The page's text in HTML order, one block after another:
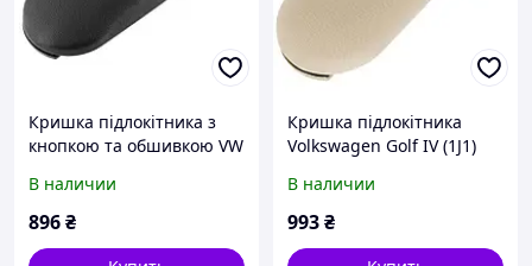
Кришка підлокітника з
кнопкою та обшивкою VW
чорна екошкіра
В наличии
896₴
Кришка підлокітника
Volkswagen Golf IV (1J1)
оббивкою, комплект,
бежева тканина
В наличии
993₴